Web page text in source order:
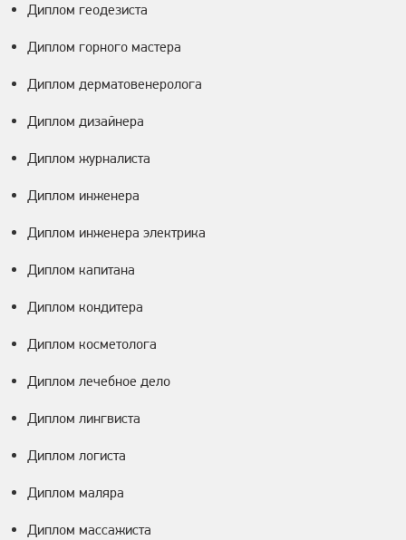
Диплом геодезиста
Диплом горного мастера
Диплом дерматовенеролога
Диплом дизайнера
Диплом журналиста
Диплом инженера
Диплом инженера электрика
Диплом капитана
Диплом кондитера
Диплом косметолога
Диплом лечебное дело
Диплом лингвиста
Диплом логиста
Диплом маляра
Диплом массажиста